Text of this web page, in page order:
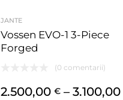
JANTE
Vossen EVO-1 3-Piece
Forged
(0 comentarii)
2.500,00 € – 3.100,00